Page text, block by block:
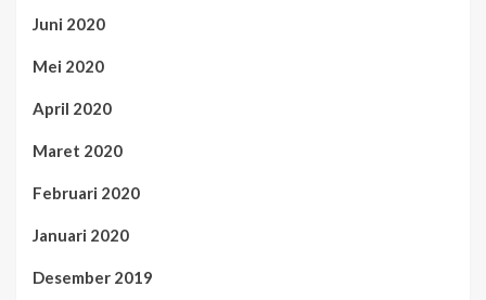
Juni 2020
Mei 2020
April 2020
Maret 2020
Februari 2020
Januari 2020
Desember 2019